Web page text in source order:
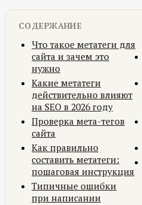
СОДЕРЖАНИЕ
Что такое метатеги для
сайта и зачем это
нужно
Какие метатеги
действительно влияют
на SEO в 2026 году
Проверка мета-тегов
сайта
Как правильно
составить метатеги:
пошаговая инструкция
Типичные ошибки
при написании